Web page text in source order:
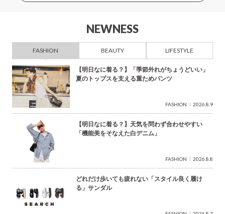
NEWNESS
FASHION BEAUTY LIFESTYLE
【明日なに着る？】「季節外れがちょうどいい」
夏のトップスを支える重ためパンツ
FASHION 2026.8.9
【明日なに着る？】天気を問わず合わせやすい
「機能美をそなえた白デニム」
FASHION 2026.8.8
どれだけ歩いても疲れない「スタイル良く履け
る」サンダル